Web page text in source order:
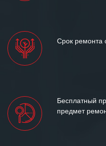
Срок ремонта
Бесплатный
предмет